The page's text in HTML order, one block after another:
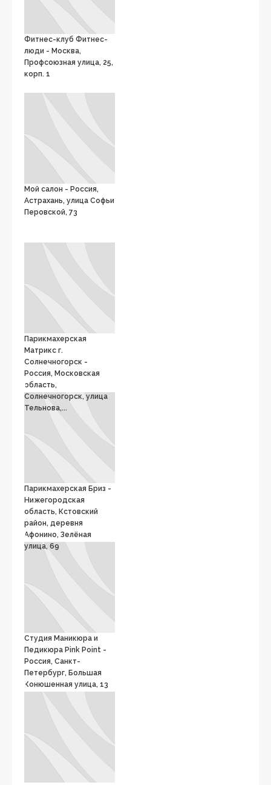
Фитнес-клуб Фитнес-
люди - Москва,
Профсоюзная улица, 25,
корп. 1
Мой салон - Россия,
Астрахань, улица Софьи
Перовской, 73
Парикмахерская
Матрикс г.
Солнечногорск -
Россия, Московская
область,
Солнечногорск, улица
Тельнова,...
Парикмахерская Бриз -
Нижегородская
область, Кстовский
район, деревня
Афонино, Зелёная
улица, 69
Студия Маникюра и
Педикюра Pink Point -
Россия, Санкт-
Петербург, Большая
Конюшенная улица, 13